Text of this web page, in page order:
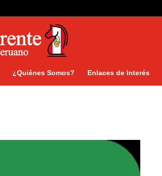
¿Quiénes Somos? Enlaces de Interés